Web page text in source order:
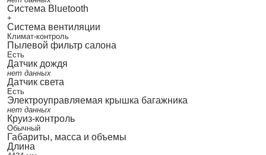
Система Bluetooth
+
Система вентиляции
Климат-контроль
Пылевой фильтр салона
Есть
Датчик дождя
нет данных
Датчик света
Есть
Электроуправляемая крышка багажника
нет данных
Круиз-контроль
Обычный
Габариты, масса и объемы
Длина